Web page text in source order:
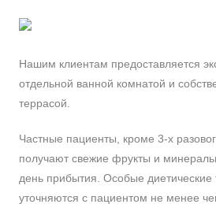
Нашим клиентам предоставляется
отдельной ванной комнатой и
террасой.
Частные пациенты, кроме 3-х
получают свежие фрукты и
день прибытия. Особые диетические
уточняются с пациентом не менее